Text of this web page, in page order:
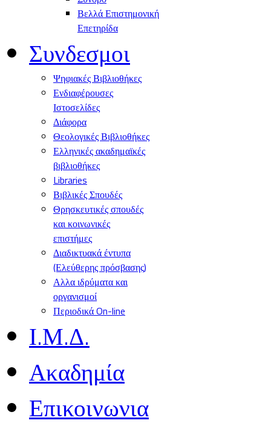
Βελλά Επιστημονική
Επετηρίδα
Συνδεσμοι
Ψηφιακές Βιβλιοθήκες
Ενδιαφέρουσες
Ιστοσελίδες
Διάφορα
Θεολογικές Βιβλιοθήκες
Ελληνικές ακαδημαϊκές
βιβλιοθήκες
Libraries
Βιβλικές Σπουδές
Θρησκευτικές σπουδές
και κοινωνικές
επιστήμες
Διαδικτυακά έντυπα
(Ελεύθερης πρόσβασης)
Αλλα ιδρύματα και
οργανισμοί
Περιοδικά On-line
Ι.Μ.Δ.
Ακαδημία
Επικοινωνια